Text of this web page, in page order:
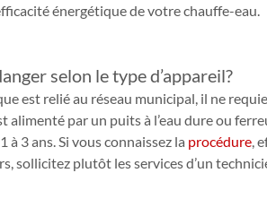
énergétique de votre chauffe-eau.
selon le type d’appareil?
est relié au réseau municipal, il ne
alimenté par un puits à l’eau dure ou
3 ans. Si vous connaissez la procédure ,
sollicitez plutôt les services d’un